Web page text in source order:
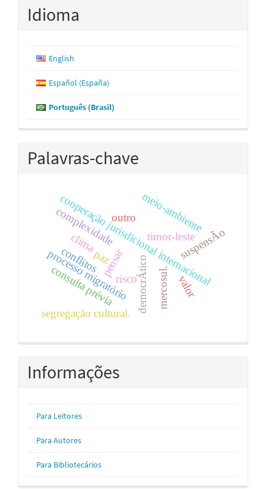
Idioma
English
Español (España)
Português (Brasil)
Palavras-chave
cooperação jurisdicional internacional
pensar
timor-leste
mercosul.
suspensÃo
democrÁtico valor
complexidade
processo migratório
segregação cultural.
consulta prévia
conflitos
meio-ambiente
paz
clima
outro
risco
Informações
Para Leitores
Para Autores
Para Bibliotecários